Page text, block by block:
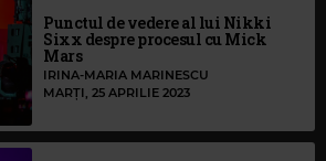
Punctul de vedere al lui Nikki
Sixx despre procesul cu Mick
Mars
IRINA-MARIA MARINESCU
MARȚI, 25 APRILIE 2023